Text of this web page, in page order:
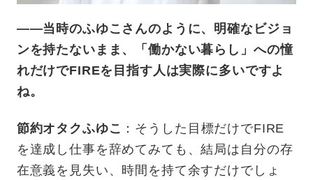
——当時のふゆこさんのように、明確なビジョ
ンを持たないまま、「働かない暮らし」への憧
れだけでFIREを目指す人は実際に多いですよ
ね。
節約オタクふゆこ ：そうした目標だけでFIRE
を達成し仕事を辞めてみても、結局は自分の存
在意義を見失い、時間を持て余すだけでしょ